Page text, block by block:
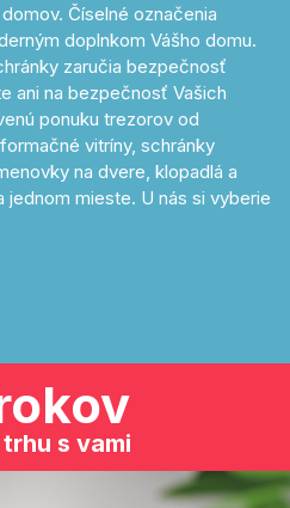
Číselné označenia
doplnkom Vášho domu.
zaručia bezpečnosť
ani na bezpečnosť Vašich
ponuku trezorov od
vitríny, schránky
na dvere, klopadlá a
jednom mieste. U nás si vyberie
s vami